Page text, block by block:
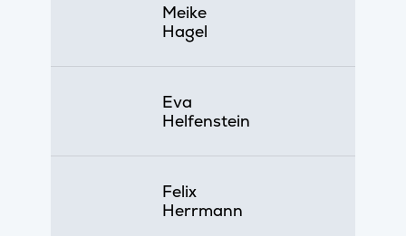
Meike
Hagel
Eva
Helfenstein
Felix
Herrmann